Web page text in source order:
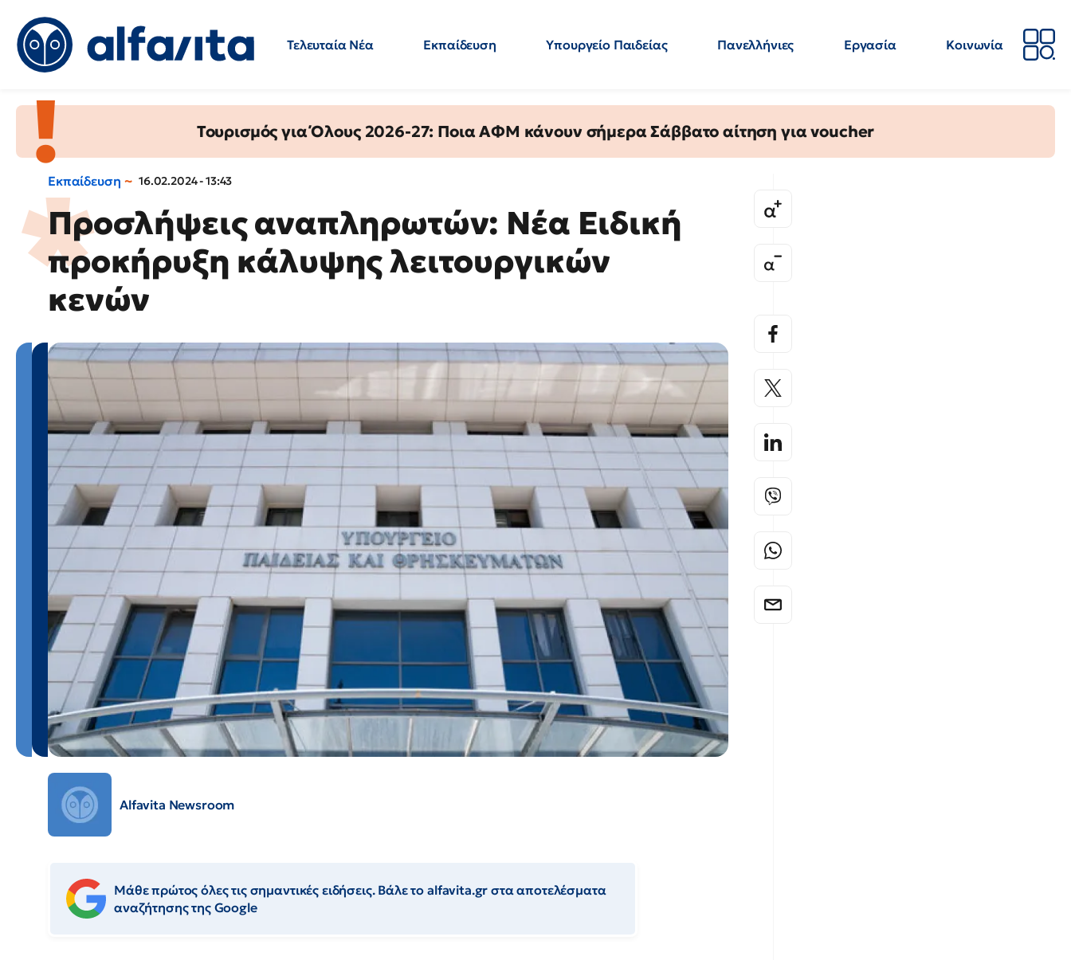
Τελευταία Νέα Εκπαίδευση Υπουργείο Παιδείας Πανελλήνιες Εργασία
Κοινωνία
Τουρισμός για Όλους 2026-27: Ποια ΑΦΜ κάνουν σήμερα Σάββατο αίτηση για voucher
Εκπαίδευση 16.02.2024 - 13:43
Προσλήψεις αναπληρωτών: Νέα Ειδική
προκήρυξη κάλυψης λειτουργικών
κενών
Alfavita Newsroom
Μάθε πρώτος όλες τις σημαντικές ειδήσεις. Βάλε το alfavita.gr στα αποτελέσματα
αναζήτησης της Google